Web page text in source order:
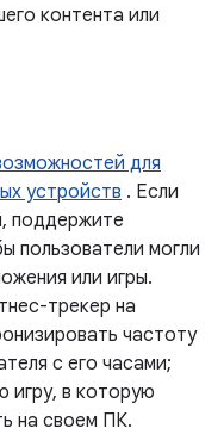
контента или
для
устройств . Если
поддержите
пользователи могли
или игры.
трекер на
частоту
с его часами;
игру, в которую
на своем ПК.